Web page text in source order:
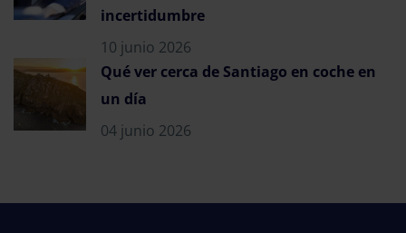
incertidumbre
10 junio 2026
Qué ver cerca de Santiago en coche en
un día
04 junio 2026